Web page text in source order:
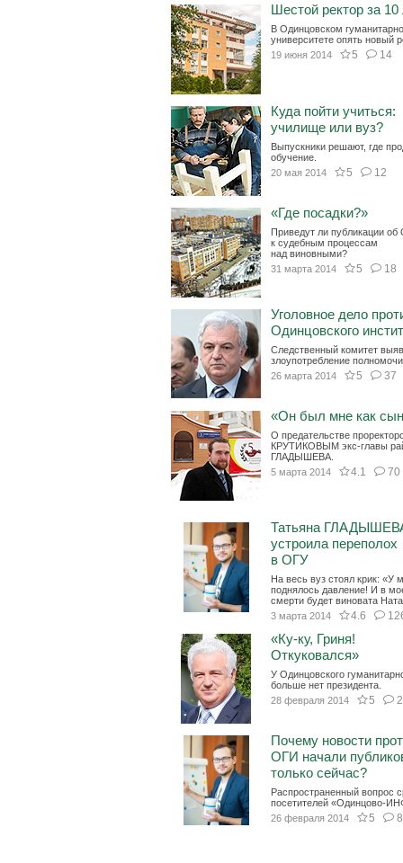
Шестой ректор за 10
В Одинцовском
университете опять новый
19 июня 2014
5 14
Куда пойти учиться:
училище или вуз?
Выпускники решают, где
обучение.
20 мая 2014
5 12
«Где посадки?»
Приведут ли публикации
к судебным процессам
над виновными?
31 марта 2014
5 18
Уголовное дело
Одинцовского
Следственный комитет
злоупотребление
26 марта 2014
5 37
«Он был мне как
О предательстве
КРУТИКОВЫМ экс-главы
ГЛАДЫШЕВА.
5 марта 2014
4.1 70
Татьяна
устроила переполох
в ОГУ
На весь вуз стоял крик: «У
поднялось давление! И в
смерти будет виновата
3 марта 2014
4.6
«Ку-ку, Гриня!
Откуковался»
У Одинцовского
больше нет президента.
28 февраля 2014
5
Почему новости
ОГИ начали
только сейчас?
Распространенный вопрос
посетителей «Одинцово-
26 февраля 2014
5 8